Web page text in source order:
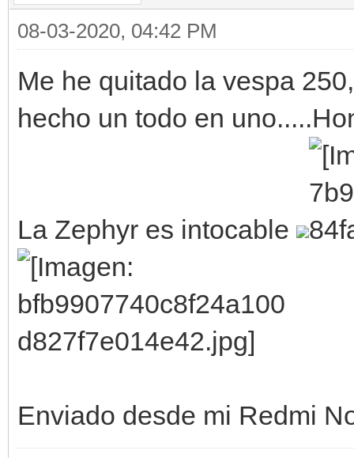
08-03-2020, 04:42 PM
Me he quitado la vespa
hecho un todo en
La Zephyr es intocable
Enviado desde mi Redmi